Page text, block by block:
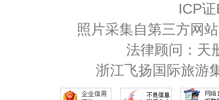
ICP
照片采集自第三方网
法律顾问：天
浙江飞扬国际旅游